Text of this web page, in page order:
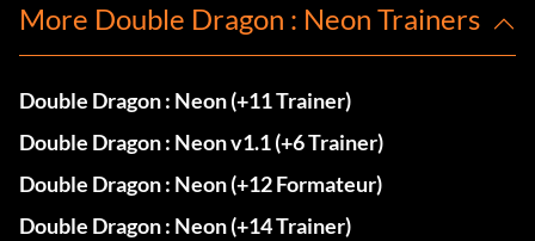
More Double Dragon : Neon Trainers
Double Dragon : Neon (+11 Trainer)
Double Dragon : Neon v1.1 (+6 Trainer)
Double Dragon : Neon (+12 Formateur)
Double Dragon : Neon (+14 Trainer)